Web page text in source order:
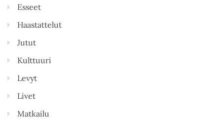
Esseet
Haastattelut
Jutut
Kulttuuri
Levyt
Livet
Matkailu